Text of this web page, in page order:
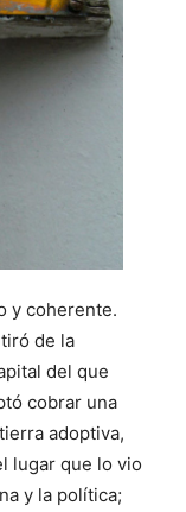
y coherente.
de la
del que
cobrar una
adoptiva,
lugar que lo vio
y la política;